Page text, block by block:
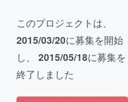
このプロジェクトは、
2015/03/20に募集を開始
し、 2015/05/18に募集を
終了しました